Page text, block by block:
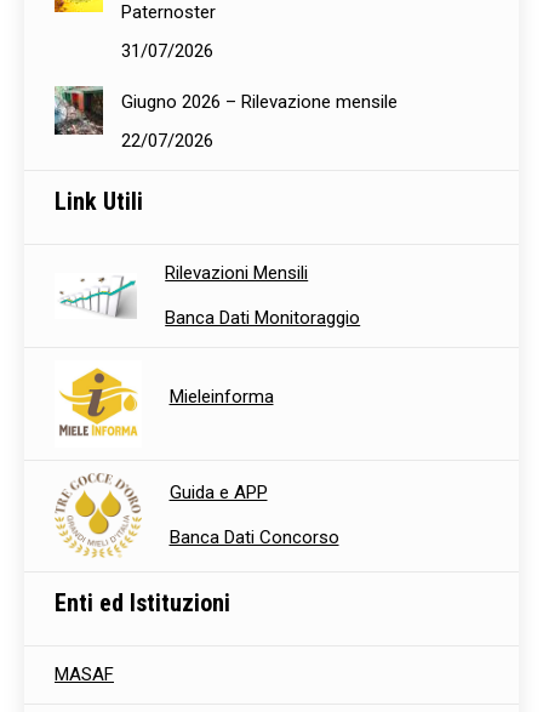
Paternoster
31/07/2026
Giugno 2026 – Rilevazione mensile
22/07/2026
Link Utili
Rilevazioni Mensili
Banca Dati Monitoraggio
Mieleinforma
Guida e APP
Banca Dati Concorso
Enti ed Istituzioni
MASAF